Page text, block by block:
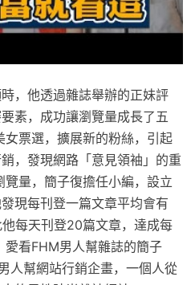
，他透過雜誌舉辦的正妹評
素，成功讓瀏覽量成長了五
票選，擴展新的粉絲，引起
，發現網路「意見領袖」的重
量，簡子復擔任小編，設立
現每刊登一篇文章平均會有
每天刊登20篇文章，達成每
愛看FHM男人幫雜誌的簡子
人幫網站行銷企畫，一個人從